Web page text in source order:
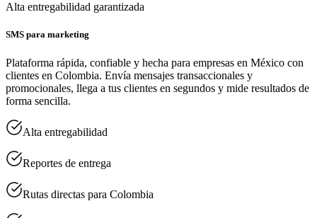
Alta entregabilidad garantizada
SMS para marketing
Plataforma rápida, confiable y hecha para empresas en México con
clientes en Colombia. Envía mensajes transaccionales y
promocionales, llega a tus clientes en segundos y mide resultados de
forma sencilla.
Alta entregabilidad
Reportes de entrega
Rutas directas para Colombia